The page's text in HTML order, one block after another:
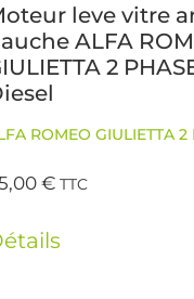
leve vitre
ALFA
2
ROMEO GIULIETTA 2
€ TTC